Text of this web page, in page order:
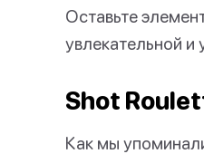
Оставьте
увлекательной и
Shot
Как мы